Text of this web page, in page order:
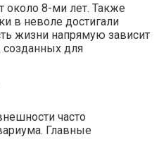
около 8-ми лет. Также
в неволе достигали
жизни напрямую зависит
созданных для
часто
Главные